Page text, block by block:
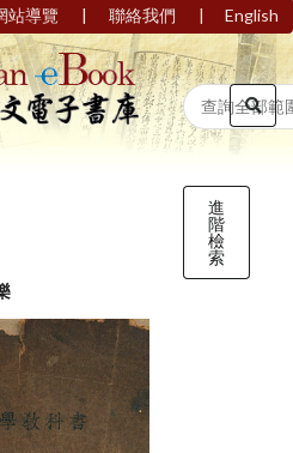
站導覽 | 聯絡我們 | English
進
階
檢
索